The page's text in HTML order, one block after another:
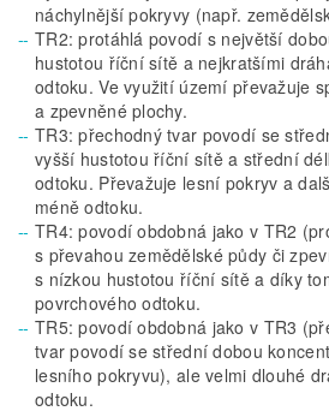
náchylnější pokryvy (např.
TR2: protáhlá povodí s největší
hustotou říční sítě a nejkratšími
odtoku. Ve využití území převažuje
a zpevněné plochy.
TR3: přechodný tvar povodí se
vyšší hustotou říční sítě a střední
odtoku. Převažuje lesní pokryv a
méně odtoku.
TR4: povodí obdobná jako v TR2
s převahou zemědělské půdy či
s nízkou hustotou říční sítě a díky
povrchového odtoku.
TR5: povodí obdobná jako v TR3
tvar povodí se střední dobou
lesního pokryvu), ale velmi dlouhé
odtoku.